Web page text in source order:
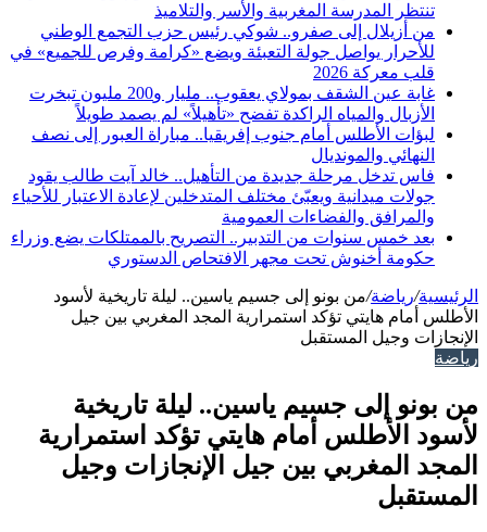
تنتظر المدرسة المغربية والأسر والتلاميذ
من أزيلال إلى صفرو.. شوكي رئيس حزب التجمع الوطني
للأحرار يواصل جولة التعبئة ويضع «كرامة وفرص للجميع» في
قلب معركة 2026
غابة عين الشقف بمولاي يعقوب.. مليار و200 مليون تبخرت
الأزبال والمياه الراكدة تفضح «تأهيلاً» لم يصمد طويلاً
لبؤات الأطلس أمام جنوب إفريقيا.. مباراة العبور إلى نصف
النهائي والمونديال
فاس تدخل مرحلة جديدة من التأهيل.. خالد آيت طالب يقود
جولات ميدانية ويعبّئ مختلف المتدخلين لإعادة الاعتبار للأحياء
والمرافق والفضاءات العمومية
بعد خمس سنوات من التدبير.. التصريح بالممتلكات يضع وزراء
حكومة أخنوش تحت مجهر الافتحاص الدستوري
الرئيسية/رياضة/من بونو إلى جسيم ياسين.. ليلة تاريخية لأسود
الأطلس أمام هايتي تؤكد استمرارية المجد المغربي بين جيل
الإنجازات وجيل المستقبل
رياضة
من بونو إلى جسيم ياسين.. ليلة تاريخية
لأسود الأطلس أمام هايتي تؤكد استمرارية
المجد المغربي بين جيل الإنجازات وجيل
المستقبل